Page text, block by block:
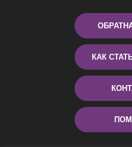
КАК